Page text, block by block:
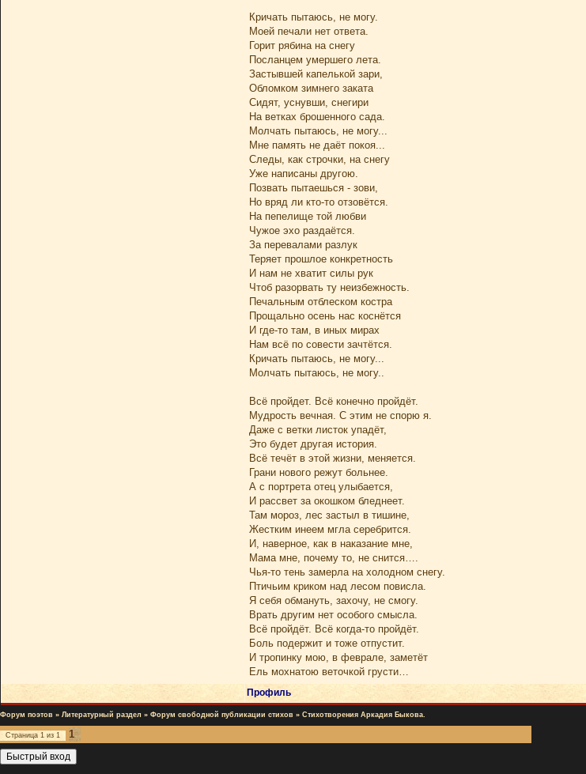
Кричать пытаюсь, не могу.
Моей печали нет ответа.
Горит рябина на снегу
Посланцем умершего лета.
Застывшей капелькой зари,
Обломком зимнего заката
Сидят, уснувши, снегири
На ветках брошенного сада.
Молчать пытаюсь, не могу...
Мне память не даёт покоя...
Следы, как строчки, на снегу
Уже написаны другою.
Позвать пытаешься - зови,
Но вряд ли кто-то отзовётся.
На пепелище той любви
Чужое эхо раздаётся.
За перевалами разлук
Теряет прошлое конкретность
И нам не хватит силы рук
Чтоб разорвать ту неизбежность.
Печальным отблеском костра
Прощально осень нас коснётся
И где-то там, в иных мирах
Нам всё по совести зачтётся.
Кричать пытаюсь, не могу...
Молчать пытаюсь, не могу..
Всё пройдет. Всё конечно пройдёт.
Мудрость вечная. С этим не спорю я.
Даже с ветки листок упадёт,
Это будет другая история.
Всё течёт в этой жизни, меняется.
Грани нового режут больнее.
А с портрета отец улыбается,
И рассвет за окошком бледнеет.
Там мороз, лес застыл в тишине,
Жестким инеем мгла серебрится.
И, наверное, как в наказание мне,
Мама мне, почему то, не снится….
Чья-то тень замерла на холодном снегу.
Птичьим криком над лесом повисла.
Я себя обмануть, захочу, не смогу.
Врать другим нет особого смысла.
Всё пройдёт. Всё когда-то пройдёт.
Боль подержит и тоже отпустит.
И тропинку мою, в феврале, заметёт
Ель мохнатою веточкой грусти…
Профиль
Форум поэтов » Литературный раздел » Форум свободной публикации стихов » Стихотворения Аркадия Быкова.
Страница 1 из 1
1